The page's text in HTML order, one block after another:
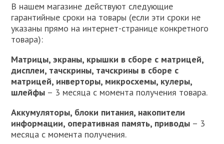
В нашем магазине действуют следующие
гарантийные сроки на товары (если эти сроки не
указаны прямо на интернет-странице конкретного
товара):
Матрицы, экраны, крышки в сборе с матрицей,
дисплеи, тачскрины, тачскрины в сборе с
матрицей, инверторы, микросхемы, кулеры,
шлейфы – 3 месяца с момента получения товара.
Аккумуляторы, блоки питания, накопители
информации, оперативная память, приводы – 3
месяца с момента получения.